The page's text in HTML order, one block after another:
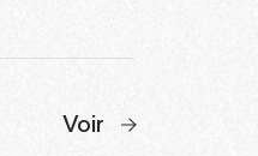
Voir